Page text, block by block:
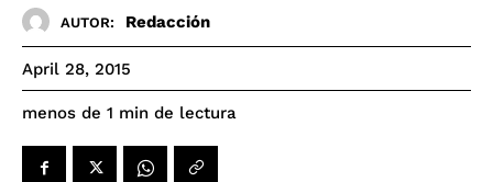
AUTOR: Redacción
April 28, 2015
menos de 1 min de lectura